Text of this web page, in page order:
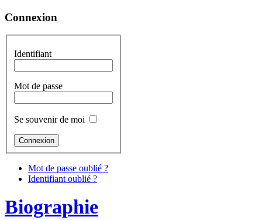
Connexion
Identifiant
Mot de passe
Se souvenir de moi
Mot de passe oublié ?
Identifiant oublié ?
Biographie